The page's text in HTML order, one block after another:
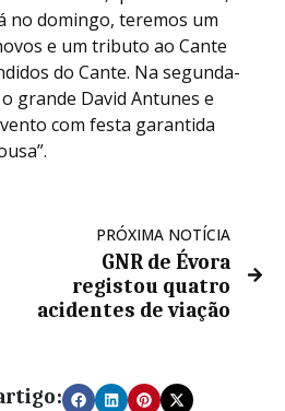
no domingo, teremos um
e um tributo ao Cante
do Cante. Na segunda-
grande David Antunes e
com festa garantida
PRÓXIMA NOTÍCIA
GNR de Évora
registou quatro
acidentes de viação